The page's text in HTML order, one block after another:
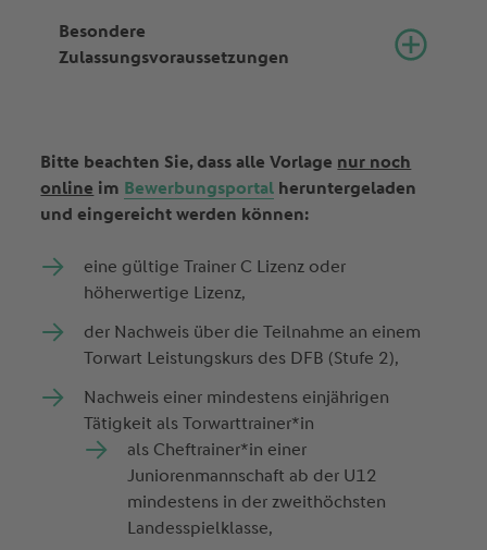
Besondere
Zulassungsvoraussetzungen
Bitte beachten Sie, dass alle Vorlage nur noch
online im Bewerbungsportal heruntergeladen
und eingereicht werden können:
eine gültige Trainer C Lizenz oder
höherwertige Lizenz,
der Nachweis über die Teilnahme an einem
Torwart Leistungskurs des DFB (Stufe 2),
Nachweis einer mindestens einjährigen
Tätigkeit als Torwarttrainer*in
als Cheftrainer*in einer
Juniorenmannschaft ab der U12
mindestens in der zweithöchsten
Landesspielklasse,